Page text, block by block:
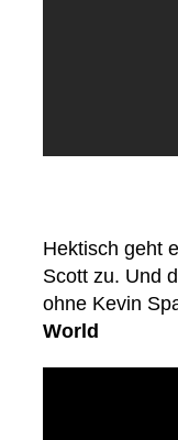
Hektisch geht
Scott zu. Und
ohne Kevin
World